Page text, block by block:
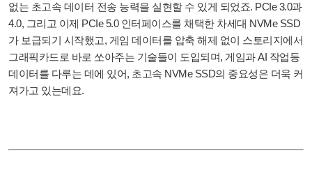
없는 초고속 데이터 전송 능력을 실현할 수 있게 되었죠. PCIe 3.0과
4.0, 그리고 이제 PCIe 5.0 인터페이스를 채택한 차세대 NVMe SSD
가 보급되기 시작했고, 게임 데이터를 압축 해제 없이 스토리지에서
그래픽카드로 바로 쏘아주는 기술들이 도입되며, 게임과 AI 작업등
데이터를 다루는 데에 있어, 초고속 NVMe SSD의 중요성은 더욱 커
져가고 있는데요.